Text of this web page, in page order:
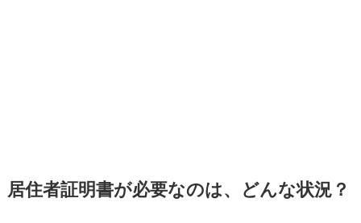
居住者証明書が必要なのは、どんな状況？